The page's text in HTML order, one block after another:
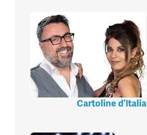
Cartoline d’Italia